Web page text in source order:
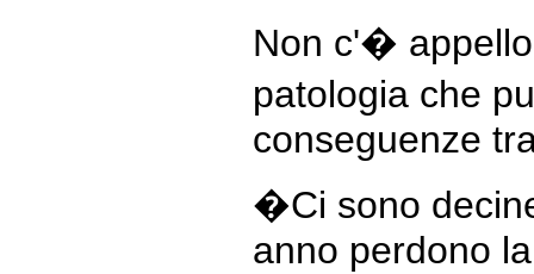
Non c'�
patologia che
conseguenze
�Ci sono
anno perdono